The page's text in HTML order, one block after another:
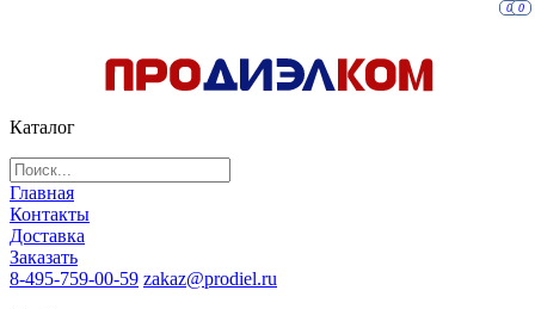
Каталог
Главная
Контакты
Доставка
Заказать
8-495-759-00-59 zakaz@prodiel.ru
0 0